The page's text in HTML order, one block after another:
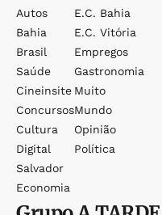
Autos
Bahia
Brasil
Saúde
Cineinsite
Concursos
Cultura
Digital
Salvador
Economia
E.c. Bahia
E.c. Vitória
Empregos
Gastronomia
Muito
Mundo
Opinião
Política